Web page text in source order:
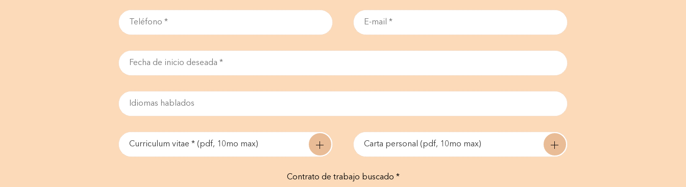
Curriculum vitae * (pdf, 10mo max) Carta personal (pdf, 10mo max)
Contrato de trabajo buscado *